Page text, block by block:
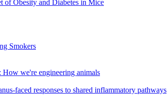
of Obesity and Diabetes in Mice
Smokers
we're engineering animals
faced responses to shared inflammatory pathways